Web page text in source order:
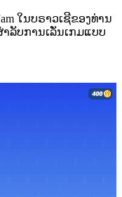
ໃນບຣາວເຊີຂອງທ່ານ
ລັບການເລັ່ນເກມແບບ